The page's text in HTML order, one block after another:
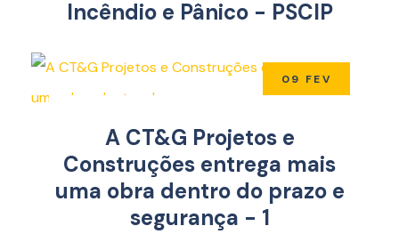
Incêndio e Pânico - PSCIP
09 FEV
A CT&G Projetos e
Construções entrega mais
uma obra dentro do prazo e
segurança - 1